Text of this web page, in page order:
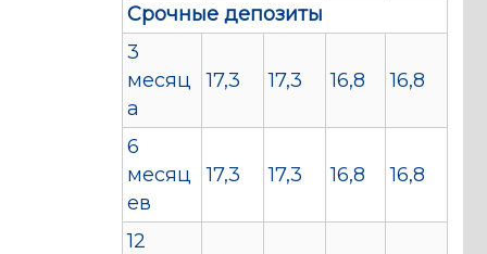
Срочные депозиты
3
месяц
а
17,3 17,3 16,8 16,8
6
месяц
ев
17,3 17,3 16,8 16,8
12